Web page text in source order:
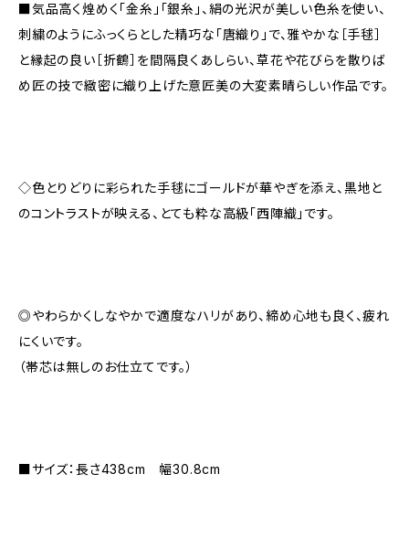
■気品高く煌めく「金糸」「銀糸」、絹の光沢が美しい色糸を使い、
刺繍のようにふっくらとした精巧な「唐織り」で、雅やかな［手毬］
と縁起の良い［折鶴］を間隔良くあしらい、草花や花びらを散りば
め匠の技で緻密に織り上げた意匠美の大変素晴らしい作品です。
◇色とりどりに彩られた手毬にゴールドが華やぎを添え、黒地と
のコントラストが映える、とても粋な高級「西陣織」です。
◎やわらかくしなやかで適度なハリがあり、締め心地も良く、疲れ
にくいです。
（帯芯は無しのお仕立てです。）
■サイズ：長さ438cm 幅30.8cm